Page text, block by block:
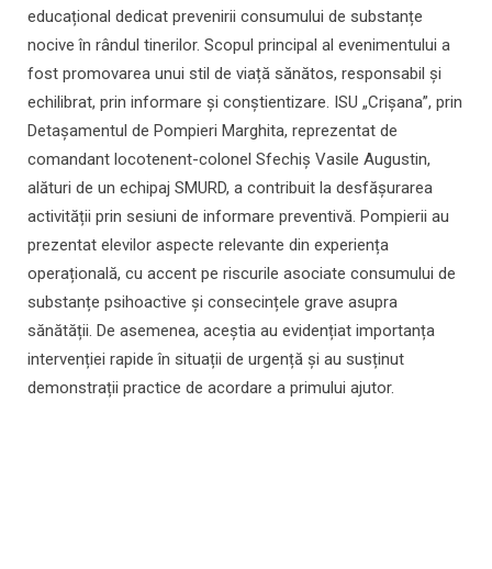
educațional dedicat prevenirii consumului de substanțe
nocive în rândul tinerilor. Scopul principal al evenimentului a
fost promovarea unui stil de viață sănătos, responsabil și
echilibrat, prin informare și conștientizare. ISU „Crișana”, prin
Detașamentul de Pompieri Marghita, reprezentat de
comandant locotenent-colonel Sfechiș Vasile Augustin,
alături de un echipaj SMURD, a contribuit la desfășurarea
activității prin sesiuni de informare preventivă. Pompierii au
prezentat elevilor aspecte relevante din experiența
operațională, cu accent pe riscurile asociate consumului de
substanțe psihoactive și consecințele grave asupra
sănătății. De asemenea, aceștia au evidențiat importanța
intervenției rapide în situații de urgență și au susținut
demonstrații practice de acordare a primului ajutor.